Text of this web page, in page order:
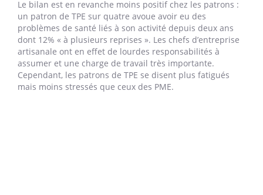
Le bilan est en revanche moins positif chez les patrons :
un patron de TPE sur quatre avoue avoir eu des
problèmes de santé liés à son activité depuis deux ans
dont 12% « à plusieurs reprises ». Les chefs d’entreprise
artisanale ont en effet de lourdes responsabilités à
assumer et une charge de travail très importante.
Cependant, les patrons de TPE se disent plus fatigués
mais moins stressés que ceux des PME.